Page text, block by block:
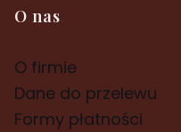
Linki w stopce
O nas
O firmie
Dane do przelewu
Formy płatności